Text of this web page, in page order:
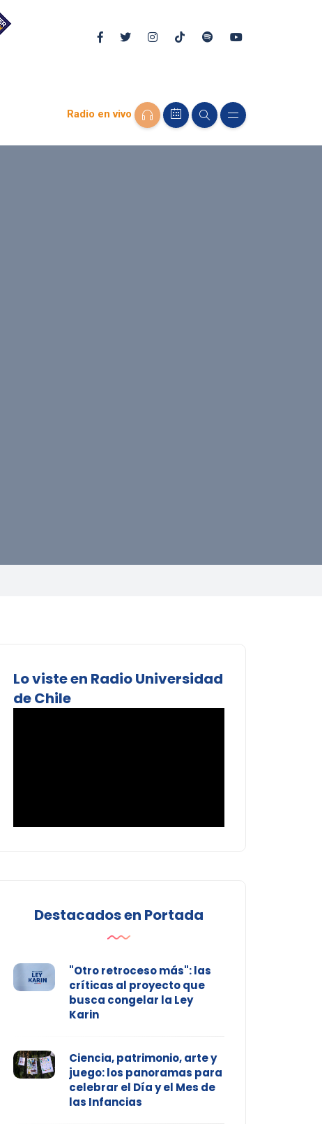
Radio en vivo
Lo viste en Radio Universidad
de Chile
Destacados en Portada
"Otro retroceso más": las
críticas al proyecto que
busca congelar la Ley
Karin
Ciencia, patrimonio, arte y
juego: los panoramas para
celebrar el Día y el Mes de
las Infancias